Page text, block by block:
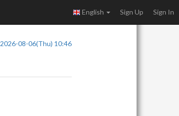
English Sign Up Sign In
2026-08-06(Thu) 10:46